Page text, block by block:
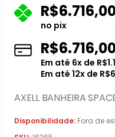
R$
no pix
R$
Em até 6x de R$
Em até 12x de R$
AXELL BANHEIRA
Disponibilidade: Fora de